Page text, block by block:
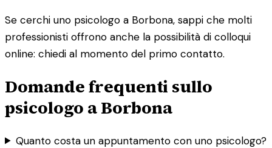
Se cerchi uno psicologo a Borbona, sappi che molti
professionisti offrono anche la possibilità di colloqui
online: chiedi al momento del primo contatto.
Domande frequenti sullo
psicologo a Borbona
Quanto costa un appuntamento con uno psicologo?